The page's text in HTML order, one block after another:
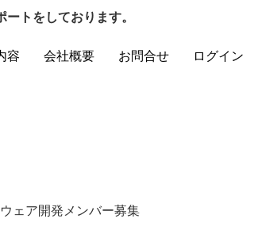
トをしております。
容 会社概要 お問合せ ログイン
ェア開発メンバー募集